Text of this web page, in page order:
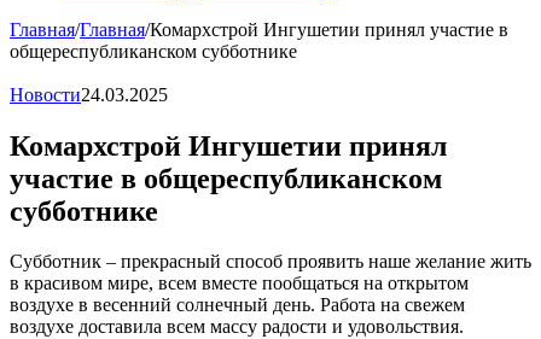
Главная/Главная/Комархстрой Ингушетии принял участие в
общереспубликанском субботнике
Новости24.03.2025
Комархстрой Ингушетии принял
участие в общереспубликанском
субботнике
Субботник – прекрасный способ проявить наше желание жить
в красивом мире, всем вместе пообщаться на открытом
воздухе в весенний солнечный день. Работа на свежем
воздухе доставила всем массу радости и удовольствия.